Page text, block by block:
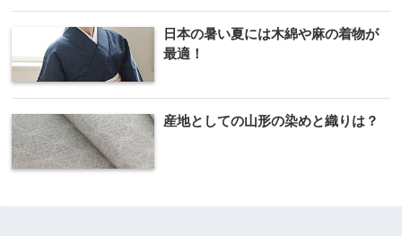
日本の暑い夏には木綿や麻の着物が
最適！
産地としての山形の染めと織りは？